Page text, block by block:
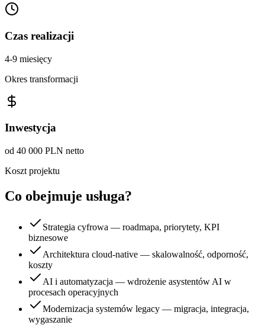
Czas realizacji
4-9 miesięcy
Okres transformacji
Inwestycja
od 40 000 PLN netto
Koszt projektu
Co obejmuje usługa?
Strategia cyfrowa — roadmapa, priorytety, KPI
biznesowe
Architektura cloud-native — skalowalność, odporność,
koszty
AI i automatyzacja — wdrożenie asystentów AI w
procesach operacyjnych
Modernizacja systemów legacy — migracja, integracja,
wygaszanie